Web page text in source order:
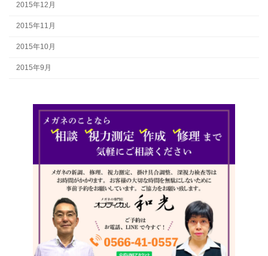
2015年12月
2015年11月
2015年10月
2015年9月